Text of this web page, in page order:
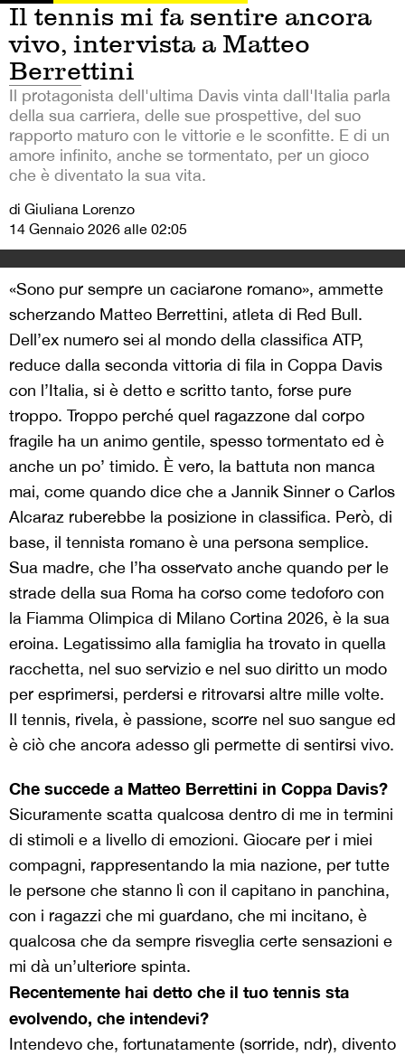
Il tennis mi fa sentire ancora
vivo, intervista a Matteo
Berrettini
Il protagonista dell'ultima Davis vinta dall'Italia parla
della sua carriera, delle sue prospettive, del suo
rapporto maturo con le vittorie e le sconfitte. E di un
amore infinito, anche se tormentato, per un gioco
che è diventato la sua vita.
di Giuliana Lorenzo
14 Gennaio 2026 alle 02:05
«Sono pur sempre un caciarone romano», ammette
scherzando Matteo Berrettini, atleta di Red Bull.
Dell’ex numero sei al mondo della classifica ATP,
reduce dalla seconda vittoria di fila in Coppa Davis
con l’Italia, si è detto e scritto tanto, forse pure
troppo. Troppo perché quel ragazzone dal corpo
fragile ha un animo gentile, spesso tormentato ed è
anche un po’ timido. È vero, la battuta non manca
mai, come quando dice che a Jannik Sinner o Carlos
Alcaraz ruberebbe la posizione in classifica. Però, di
base, il tennista romano è una persona semplice.
Sua madre, che l’ha osservato anche quando per le
strade della sua Roma ha corso come tedoforo con
la Fiamma Olimpica di Milano Cortina 2026, è la sua
eroina. Legatissimo alla famiglia ha trovato in quella
racchetta, nel suo servizio e nel suo diritto un modo
per esprimersi, perdersi e ritrovarsi altre mille volte.
Il tennis, rivela, è passione, scorre nel suo sangue ed
è ciò che ancora adesso gli permette di sentirsi vivo.
Che succede a Matteo Berrettini in Coppa Davis?
Sicuramente scatta qualcosa dentro di me in termini
di stimoli e a livello di emozioni. Giocare per i miei
compagni, rappresentando la mia nazione, per tutte
le persone che stanno lì con il capitano in panchina,
con i ragazzi che mi guardano, che mi incitano, è
qualcosa che da sempre risveglia certe sensazioni e
mi dà un’ulteriore spinta.
Recentemente hai detto che il tuo tennis sta
evolvendo, che intendevi?
Intendevo che, fortunatamente (sorride, ndr), divento